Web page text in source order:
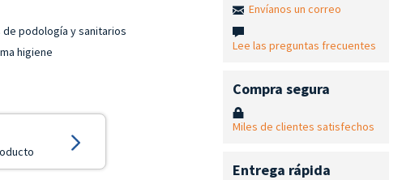
podología y sanitarios
higiene
Envíanos un correo
Lee las preguntas frecuentes
Compra segura
Miles de clientes satisfechos
Entrega rápida